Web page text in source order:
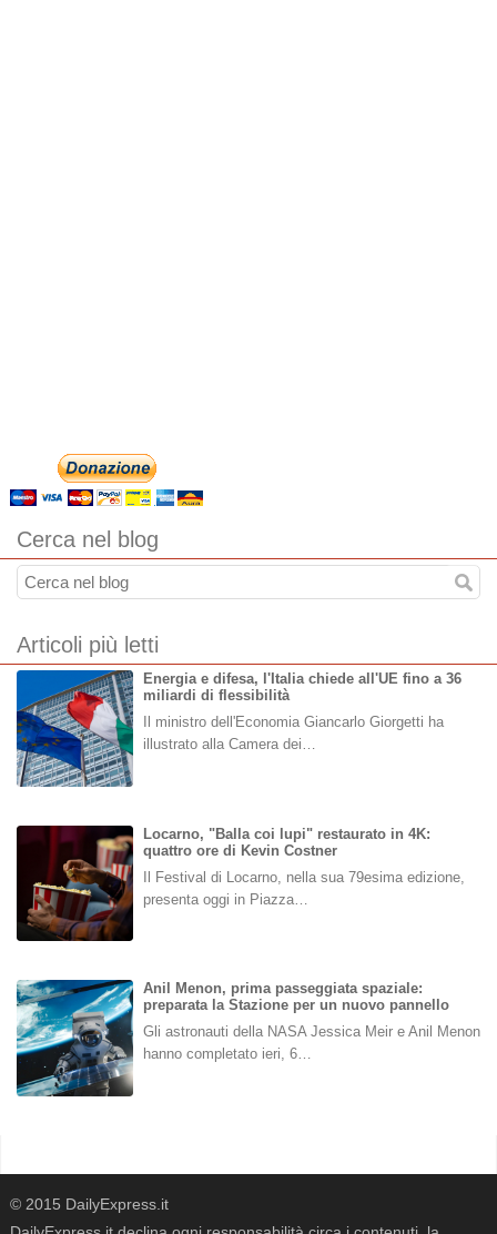
Cerca nel blog
Articoli più letti
Energia e difesa, l'Italia chiede all'UE fino a 36
miliardi di flessibilità
Il ministro dell'Economia Giancarlo Giorgetti ha
illustrato alla Camera dei…
Locarno, "Balla coi lupi" restaurato in 4K:
quattro ore di Kevin Costner
Il Festival di Locarno, nella sua 79esima edizione,
presenta oggi in Piazza…
Anil Menon, prima passeggiata spaziale:
preparata la Stazione per un nuovo pannello
Gli astronauti della NASA Jessica Meir e Anil Menon
hanno completato ieri, 6…
© 2015 DailyExpress.it